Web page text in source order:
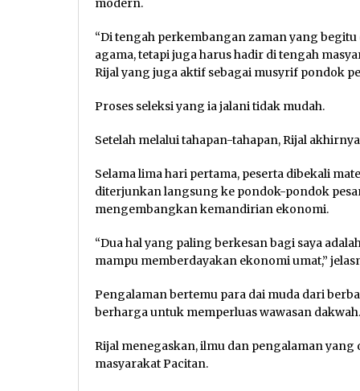
modern.
“Di tengah perkembangan zaman yang
agama, tetapi juga harus hadir di tengah
Rijal yang juga aktif sebagai musyrif pondok
Proses seleksi yang ia jalani tidak mudah.
Setelah melalui tahapan-tahapan, Rijal
Selama lima hari pertama, peserta dibekali
diterjunkan langsung ke pondok-pondok
mengembangkan kemandirian ekonomi.
“Dua hal yang paling berkesan bagi saya
mampu memberdayakan ekonomi umat,”
Pengalaman bertemu para dai muda dari
berharga untuk memperluas wawasan dakwah.
Rijal menegaskan, ilmu dan pengalaman
masyarakat Pacitan.